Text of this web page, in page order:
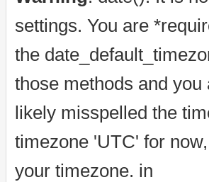
settings. You are
the
those methods and
likely misspelled the
timezone 'UTC' for
your timezone. in